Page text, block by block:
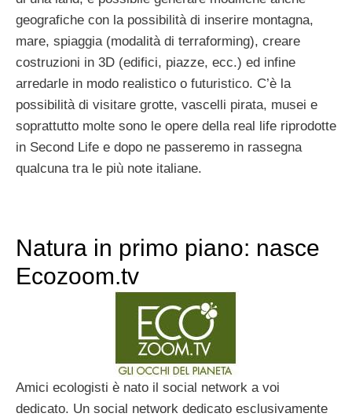
geografiche con la possibilità di inserire montagna,
mare, spiaggia (modalità di terraforming), creare
costruzioni in 3D (edifici, piazze, ecc.) ed infine
arredarle in modo realistico o futuristico. C’è la
possibilità di visitare grotte, vascelli pirata, musei e
soprattutto molte sono le opere della real life riprodotte
in Second Life e dopo ne passeremo in rassegna
qualcuna tra le più note italiane.
Natura in primo piano: nasce
Ecozoom.tv
Amici ecologisti è nato il social network a voi
dedicato. Un social network dedicato esclusivamente